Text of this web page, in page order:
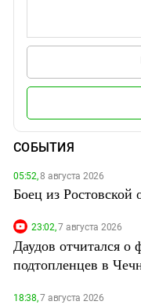
СОБЫТИЯ
05:52,8 августа 2026
Боец из Ростовской
23:02,7 августа 2026
Даудов отчитался о
подтопленцев в
18:38,7 августа 2026